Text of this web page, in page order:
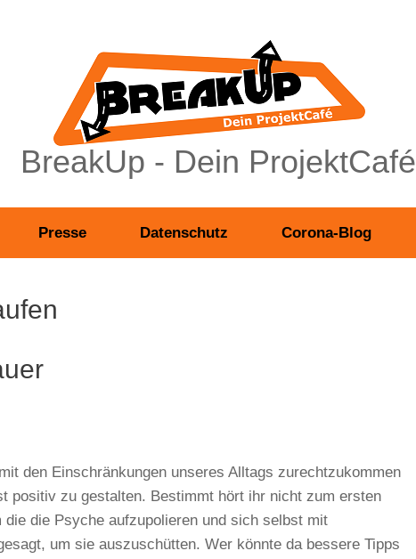
BreakUp - Dein ProjektCafé
Presse Datenschutz Corona-Blog
den Einschränkungen unseres Alltags zurechtzukommen
positiv zu gestalten. Bestimmt hört ihr nicht zum ersten
die Psyche aufzupolieren und sich selbst mit
um sie auszuschütten. Wer könnte da bessere Tipps